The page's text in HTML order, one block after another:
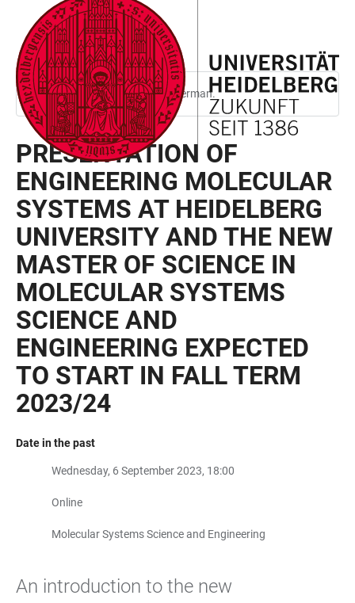
ACCESSIBILITY
LINKS
JUMP
TO
MAIN
CONTENT
OPEN
MAIN
NAVIGATION
OPEN
SEARCH
FORM
This page is only available in German.
PRESENTATION OF
ENGINEERING MOLECULAR
SYSTEMS AT HEIDELBERG
UNIVERSITY AND THE NEW
MASTER OF SCIENCE IN
MOLECULAR SYSTEMS
SCIENCE AND
ENGINEERING EXPECTED
TO START IN FALL TERM
2023/24
Date in the past
Wednesday, 6 September 2023, 18:00
Online
Molecular Systems Science and Engineering
An introduction to the new